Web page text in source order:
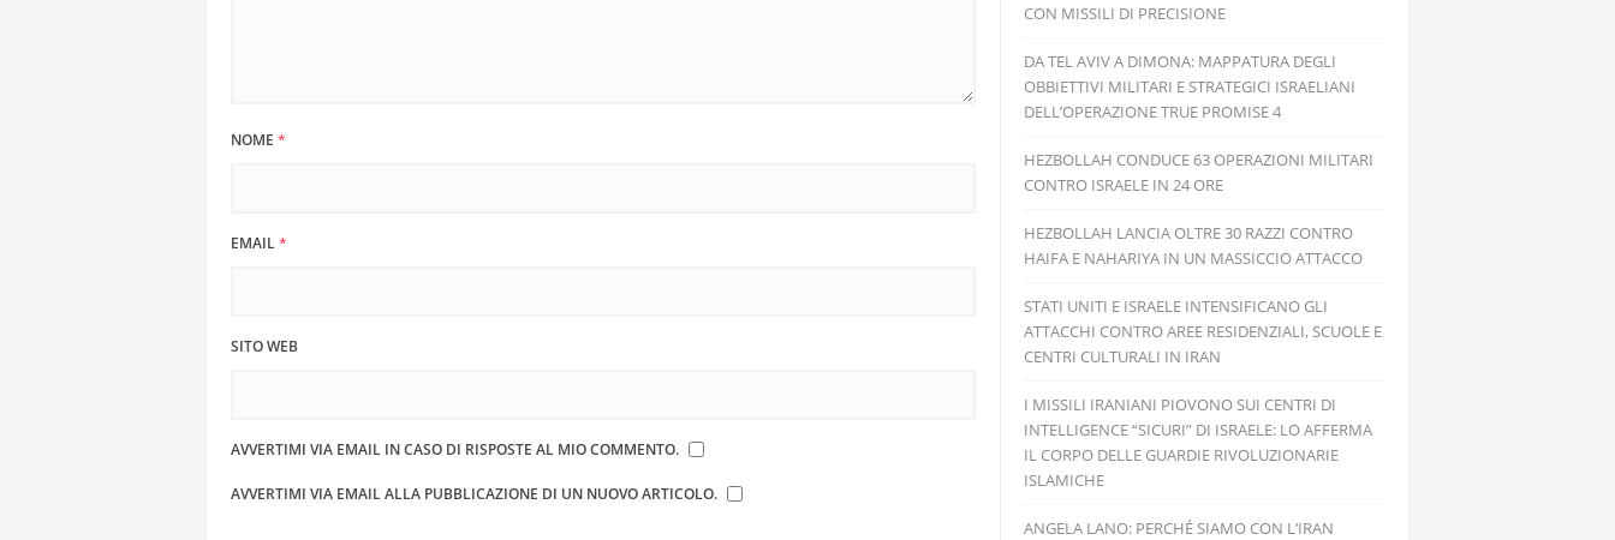
NOME *
EMAIL*
SITO WEB
AVVERTIMI VIA EMAIL IN CASO DI RISPOSTE AL MIO COMMENTO.
AVVERTIMI VIA EMAIL ALLA PUBBLICAZIONE DI UN NUOVO ARTICOLO.
CON MISSILI DI PRECISIONE
DA TEL AVIV A DIMONA: MAPPATURA DEGLI
OBBIETTIVI MILITARI E STRATEGICI ISRAELIANI
DELL’OPERAZIONE TRUE PROMISE 4
HEZBOLLAH CONDUCE 63 OPERAZIONI MILITARI
CONTRO ISRAELE IN 24 ORE
HEZBOLLAH LANCIA OLTRE 30 RAZZI CONTRO
HAIFA E NAHARIYA IN UN MASSICCIO ATTACCO
STATI UNITI E ISRAELE INTENSIFICANO GLI
ATTACCHI CONTRO AREE RESIDENZIALI, SCUOLE E
CENTRI CULTURALI IN IRAN
I MISSILI IRANIANI PIOVONO SUI CENTRI DI
INTELLIGENCE “SICURI” DI ISRAELE: LO AFFERMA
IL CORPO DELLE GUARDIE RIVOLUZIONARIE
ISLAMICHE
ANGELA LANO: PERCHÉ SIAMO CON L’IRAN